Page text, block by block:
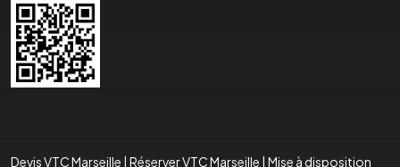
Devis VTC Marseille | Réserver VTC Marseille | Mise à disposition